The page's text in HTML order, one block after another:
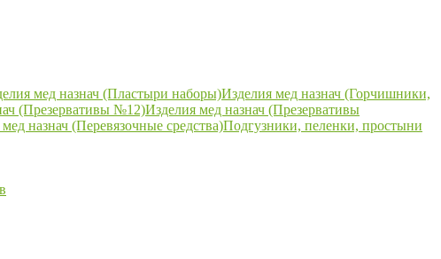
мед назнач (Пластыри наборы)Изделия мед назнач (Горчишники,
(Презервативы №12)Изделия мед назнач (Презервативы
назнач (Перевязочные средства)Подгузники, пеленки, простыни